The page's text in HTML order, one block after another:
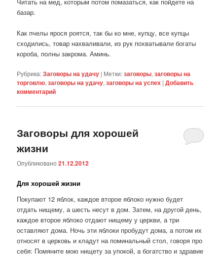
базар.
Как пчелы ярося роятся, так бы ко мне, купцу, все купцы
сходились, товар нахваливали, из рук похватывали богаты
короба, полны закрома. Аминь.
Рубрика:Заговоры на удачу | Метки:заговоры,заговоры на
торговлю,заговоры на удачу,заговоры на успех |Добавить
комментарий
Заговоры для хорошей
жизни
Опубликовано21.12.2012
Для хорошей жизни
Покупают 12 яблок, каждое второе яблоко нужно будет
отдать нищему, а шесть несут в дом. Затем, на другой день,
каждое второе яблоко отдают нищему у церкви, а три
оставляют дома. Ночь эти яблоки пробудут дома, а потом их
относят в церковь и кладут на поминальный стол, говоря про
себя: Помяните мою нищету за упокой, а богатство и здравие